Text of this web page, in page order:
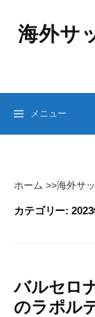
ッ
海外サ
メニュー
ホーム >>海外サ
カテゴリー: 2023
バルセロ
のラポル